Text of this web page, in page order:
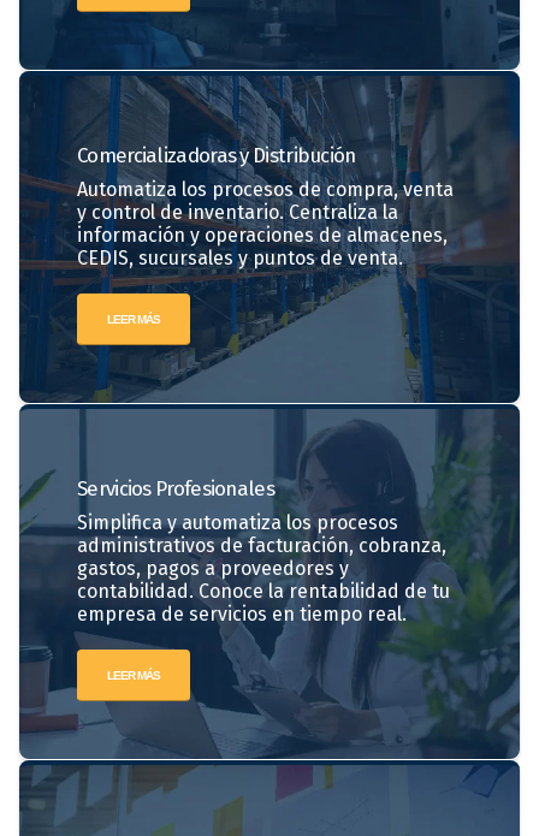
Comercializadorasy Distribución
Automatiza los procesos de compra, venta
y control de inventario. Centraliza la
información y operaciones de almacenes,
CEDIS, sucursales y puntos de venta.
LEER MÁS
ServiciosProfesionales
Simplifica y automatiza los procesos
administrativos de facturación, cobranza,
gastos, pagos a proveedores y
contabilidad. Conoce la rentabilidad de tu
empresa de servicios en tiempo real.
LEER MÁS